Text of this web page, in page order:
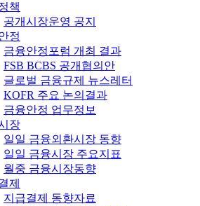
책
공개시장운영 공지
정
금융안정포럼 개최 결과
FSB BCBS 공개협의안
글로벌 금융규제 뉴스레터
KOFR 주요 논의결과
금융안정 업무정보
장
일일 금융외환시장 동향
일일 금융시장 주요지표
월중 금융시장동향
제
지급결제 동향자료